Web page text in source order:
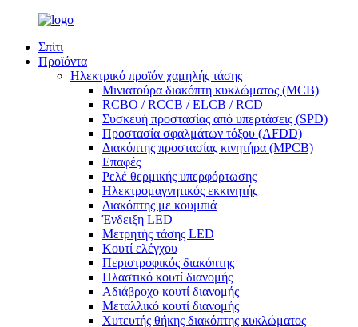
Σπίτι
Προϊόντα
Ηλεκτρικό προϊόν χαμηλής τάσης
Μινιατούρα διακόπτη κυκλώματος (MCB)
RCBO / RCCB / ELCB / RCD
Συσκευή προστασίας από υπερτάσεις (SPD)
Προστασία σφαλμάτων τόξου (AFDD)
Διακόπτης προστασίας κινητήρα (MPCB)
Επαφές
Ρελέ θερμικής υπερφόρτωσης
Ηλεκτρομαγνητικός εκκινητής
Διακόπτης με κουμπιά
Ένδειξη LED
Μετρητής τάσης LED
Κουτί ελέγχου
Περιστροφικός διακόπτης
Πλαστικό κουτί διανομής
Αδιάβροχο κουτί διανομής
Μεταλλικό κουτί διανομής
Χυτευτής θήκης διακόπτης κυκλώματος